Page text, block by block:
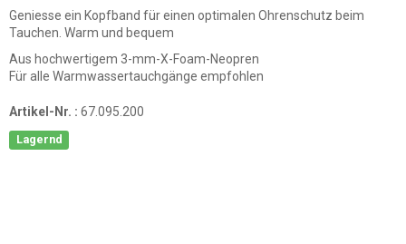
Geniesse ein Kopfband für einen optimalen Ohrenschutz beim
Tauchen. Warm und bequem
Aus hochwertigem 3-mm-X-Foam-Neopren
Für alle Warmwassertauchgänge empfohlen
Artikel-Nr. : 67.095.200
Lagernd